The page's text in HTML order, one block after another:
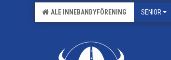
ALE INNEBANDYFÖRENING SENIOR